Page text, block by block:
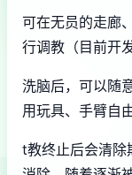
可在无员的走廊
行调教（目前开发
洗脑后，可以随
用玩具、手臂自
t教终止后会清除